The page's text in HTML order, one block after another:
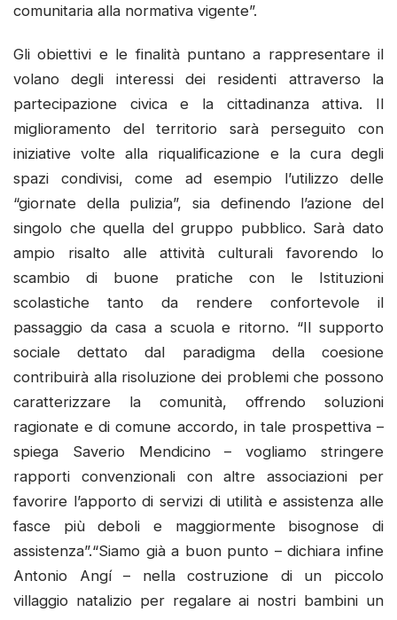
comunitaria alla normativa vigente”.
Gli obiettivi e le finalità puntano a rappresentare il
volano degli interessi dei residenti attraverso la
partecipazione civica e la cittadinanza attiva. Il
miglioramento del territorio sarà perseguito con
iniziative volte alla riqualificazione e la cura degli
spazi condivisi, come ad esempio l’utilizzo delle
“giornate della pulizia”, sia definendo l’azione del
singolo che quella del gruppo pubblico. Sarà dato
ampio risalto alle attività culturali favorendo lo
scambio di buone pratiche con le Istituzioni
scolastiche tanto da rendere confortevole il
passaggio da casa a scuola e ritorno. “Il supporto
sociale dettato dal paradigma della coesione
contribuirà alla risoluzione dei problemi che possono
caratterizzare la comunità, offrendo soluzioni
ragionate e di comune accordo, in tale prospettiva –
spiega Saverio Mendicino – vogliamo stringere
rapporti convenzionali con altre associazioni per
favorire l’apporto di servizi di utilità e assistenza alle
fasce più deboli e maggiormente bisognose di
assistenza”.“Siamo già a buon punto – dichiara infine
Antonio Angí – nella costruzione di un piccolo
villaggio natalizio per regalare ai nostri bambini un